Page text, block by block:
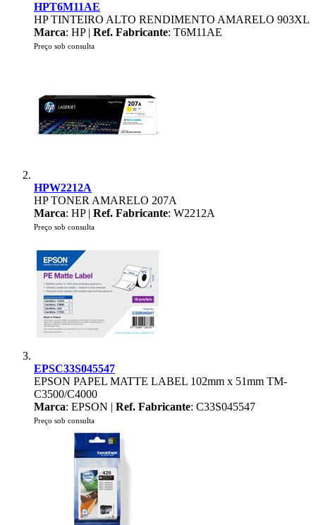
HPT6M11AE
HP TINTEIRO ALTO RENDIMENTO AMARELO 903XL
Marca: HP | Ref. Fabricante: T6M11AE
Preço sob consulta
HPW2212A
HP TONER AMARELO 207A
Marca: HP | Ref. Fabricante: W2212A
Preço sob consulta
EPSC33S045547
EPSON PAPEL MATTE LABEL 102mm x 51mm TM-
C3500/C4000
Marca: EPSON | Ref. Fabricante: C33S045547
Preço sob consulta